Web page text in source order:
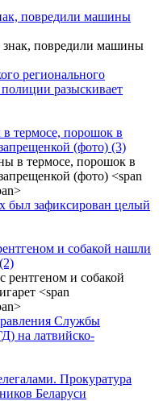
повредили машины
регионального
разыскивает
термосе, порошок в
(фото) (3)
был зафиксирован целый
и собакой нашли
(2)
Службы
на латвийско-
Прокуратура
Беларуси